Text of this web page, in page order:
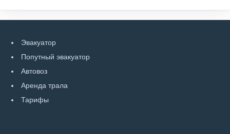
Эвакуатор
Попутный эвакуатор
Автовоз
Аренда трала
Тарифы